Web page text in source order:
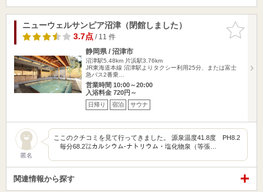
お気に入
りに追加
ニューウェルサンピア沼津（閉館しました）
3.7点/ 11 件
静岡県 / 沼津市
沼津駅5.48km 片浜駅3.76km
JR東海道本線 沼津駅よりタクシー利用25分、または富士
急バス2番乗…
営業時間 10:00～20:00
入浴料金 720円～
日帰り 宿泊 サウナ
匿名
ここのクチコミを見て行ってきました。 源泉温度41.8度 PH8.2
毎分68.2㍑カルシウム-ナトリウム・塩化物泉（等張…
関連情報から探す